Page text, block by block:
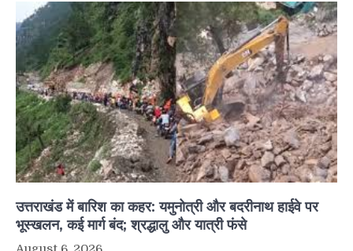
उत्तराखंड में बारिश का कहर: यमुनोत्री और बदरीनाथ हाईवे पर
भूस्खलन, कई मार्ग बंद; श्रद्धालु और यात्री फंसे